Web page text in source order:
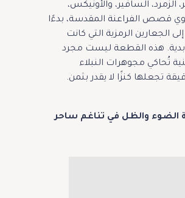
الزمرد، السافير، والأونيكس،
قصص الفراعنة المقدسة، بدءًا
الجعارين الرمزية التي كانت
هذه القطعة ليست مجرد
تُحاكي مجوهرات النبلاء
تجعلها كنزًا لا يقدر بثمن.
الضوء والظل في تناغم ساحر